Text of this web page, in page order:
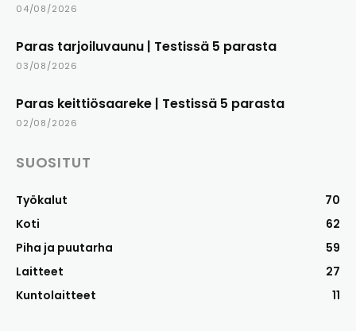
04/08/2026
Paras tarjoiluvaunu | Testissä 5 parasta
03/08/2026
Paras keittiösaareke | Testissä 5 parasta
02/08/2026
SUOSITUT
Työkalut
70
Koti
62
Piha ja puutarha
59
Laitteet
27
Kuntolaitteet
11